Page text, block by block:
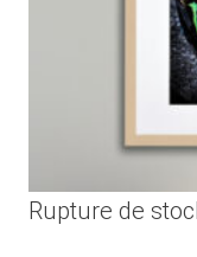
Rupture de